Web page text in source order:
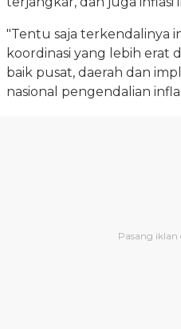
"Tentu saja terkendalinya
koordinasi yang lebih erat
baik pusat, daerah dan
nasional pengendalian